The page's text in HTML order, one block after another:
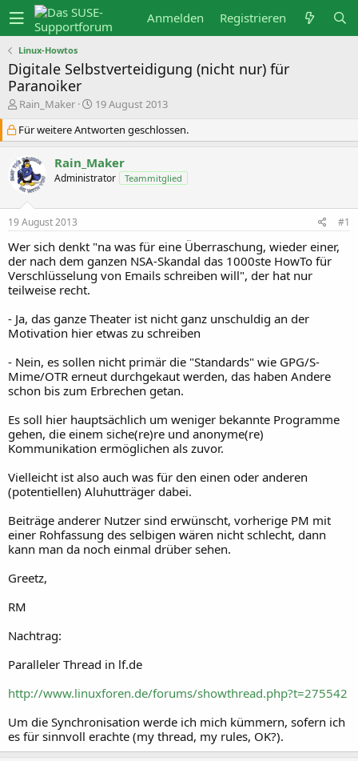
Anmelden Registrieren
Linux-Howtos
Digitale Selbstverteidigung (nicht nur) für
Paranoiker
E
s
t
l
l
e
Rain_Maker
E
s
t
l
l
m
19 August 2013
Für weitere Antworten geschlossen.
Rain_Maker
Administrator Teammitglied
19 August 2013 #1
Wer sich denkt "na was für eine Überraschung, wieder einer,
der nach dem ganzen NSA-Skandal das 1000ste HowTo für
Verschlüsselung von Emails schreiben will", der hat nur
teilweise recht.
- Ja, das ganze Theater ist nicht ganz unschuldig an der
Motivation hier etwas zu schreiben
- Nein, es sollen nicht primär die "Standards" wie GPG/S-
Mime/OTR erneut durchgekaut werden, das haben Andere
schon bis zum Erbrechen getan.
Es soll hier hauptsächlich um weniger bekannte Programme
gehen, die einem siche(re)re und anonyme(re)
Kommunikation ermöglichen als zuvor.
Vielleicht ist also auch was für den einen oder anderen
(potentiellen) Aluhutträger dabei.
Beiträge anderer Nutzer sind erwünscht, vorherige PM mit
einer Rohfassung des selbigen wären nicht schlecht, dann
kann man da noch einmal drüber sehen.
Greetz,
RM
Nachtrag:
Paralleler Thread in lf.de
http://www.linuxforen.de/forums/showthread.php?t=275542
Um die Synchronisation werde ich mich kümmern, sofern ich
es für sinnvoll erachte (my thread, my rules, OK?).